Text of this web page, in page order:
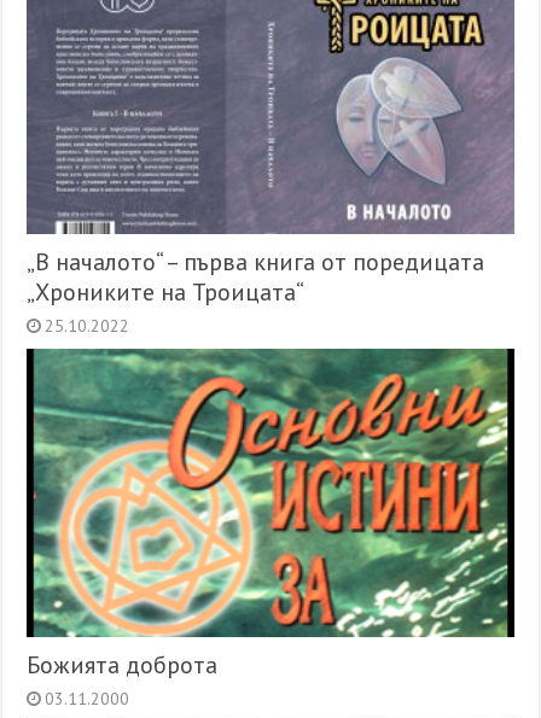
„В началото“ – първа книга от поредицата
„Хрониките на Троицата“
25.10.2022
Божията доброта
03.11.2000